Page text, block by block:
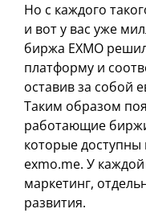
Но с каждого
и вот у вас уже
биржа EXMO
платформу и
оставив за собой
Таким образом
работающие биржи
которые
exmo.me. У
маркетинг,
развития.